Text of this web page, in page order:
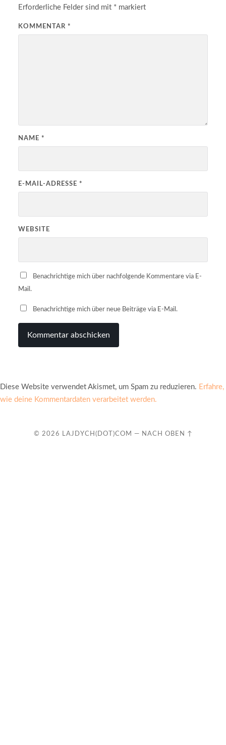
Erforderliche Felder sind mit *markiert
KOMMENTAR *
NAME *
E-MAIL-ADRESSE *
WEBSITE
Benachrichtige mich über nachfolgende Kommentare via E-
Mail.
Benachrichtige mich über neue Beiträge via E-Mail.
Diese Website verwendet Akismet, um Spam zu reduzieren. Erfahre,
wie deine Kommentardaten verarbeitet werden.
© 2026 LAJDYCH(DOT)COM — NACH OBEN ↑